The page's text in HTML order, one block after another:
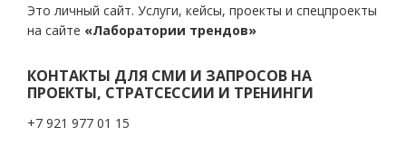
Это личный сайт. Услуги, кейсы, проекты и спецпроекты
на сайте «Лаборатории трендов»
КОНТАКТЫ ДЛЯ СМИ И ЗАПРОСОВ НА
ПРОЕКТЫ, СТРАТСЕССИИ И ТРЕНИНГИ
+7 921 977 01 15